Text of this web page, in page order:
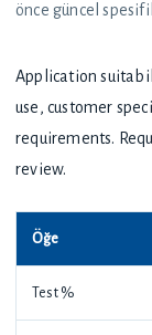
önce güncel
Application
use, customer
requirements.
review.
Öğe
Test %